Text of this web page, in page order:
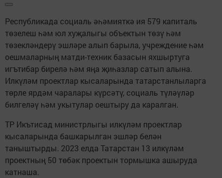
Республикада социаль әһәмияткә ия 579 капиталь
төзелеш һәм юл хуҗалыгы объектын төзү һәм
төзекләндерү эшләре алып барыла, учреждение һәм
оешмаларның матди-техник базасын яхшыртуга
игътибар бирелә һәм яңа җиһазлар сатып алына.
Илкүләм проектлар кысаларында татарстанлыларга
төрле ярдәм чаралары күрсәтү, социаль түләүләр
билгеләү һәм укытулар оештыру да каралган.
ТР Икътисад министрлыгы илкүләм проектлар
кысаларында башкарылган эшләр белән
таныштырды. 2023 елда Татарстан 13 илкүләм
проектның 50 төбәк проектын тормышка ашыруда
катнаша.